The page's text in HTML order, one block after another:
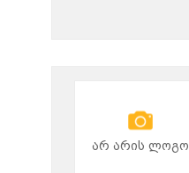
არ არის ლოგო